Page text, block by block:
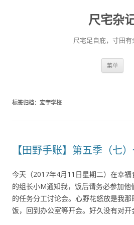
尺宅杂
尺宅足自庇，寸田有
菜单
标签归档： 宏宇学校
【田野手账】第五季（七
今天（2017年4月11日星期二）在幸
的组长小M通知我，饭后请务必参加他
的任务分工讨论会。心野花怒放是我
饭，回到办公室等开会。好久没有对开